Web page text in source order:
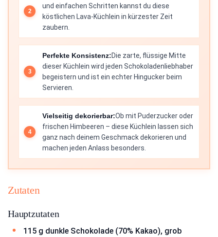
und einfachen Schritten kannst du diese
köstlichen Lava-Küchlein in kürzester Zeit
zaubern.
Perfekte Konsistenz:Die zarte, flüssige Mitte
dieser Küchlein wird jeden Schokoladenliebhaber
begeistern und ist ein echter Hingucker beim
Servieren.
Vielseitig dekorierbar:Ob mit Puderzucker oder
frischen Himbeeren – diese Küchlein lassen sich
ganz nach deinem Geschmack dekorieren und
machen jeden Anlass besonders.
Zutaten
Hauptzutaten
115 g dunkle Schokolade (70% Kakao), grob